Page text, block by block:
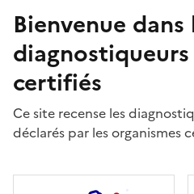
Bienvenue dans
certifiés
Ce site recense les
déclarés par les organismes